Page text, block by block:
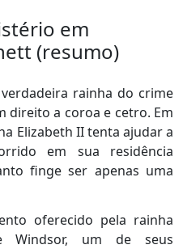
em
(resumo)
rainha do crime
direito a coroa e cetro. Em
Elizabeth II tenta ajudar a
em sua residência
finge ser apenas uma
oferecido pela rainha
Windsor, um de seus